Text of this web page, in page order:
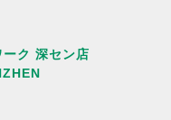
ク 深セン店